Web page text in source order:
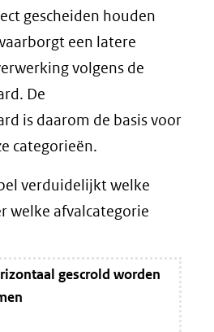
gescheiden houden
een latere
volgens de
De
is daarom de basis voor
categorieën.
verduidelijkt welke
welke afvalcategorie
gescrold worden